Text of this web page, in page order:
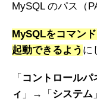
MySQL のパス（
MySQLをコマン
起動できるよう に
「 コントロールパ
ィ 」→「 システム